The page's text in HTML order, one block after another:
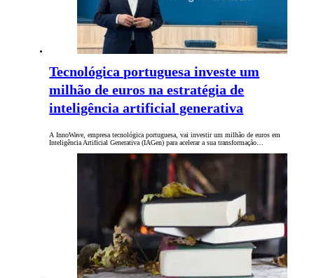
Tecnológica portuguesa investe um
milhão de euros na estratégia de
inteligência artificial generativa
A InnoWave, empresa tecnológica portuguesa, vai investir um milhão de euros em
Inteligência Artificial Generativa (IAGen) para acelerar a sua transformação…